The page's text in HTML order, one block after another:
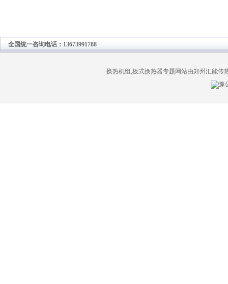
全国统一咨询电话：13673991788
换热机组,板式换热器专题网站由郑州汇能传
豫